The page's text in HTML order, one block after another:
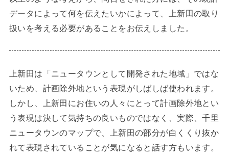
データによって何を伝えたいかによって、上新田の取り
扱いを考える必要があることをお伝えしました。
上新田は「ニュータウンとして開発された地域」ではな
いため、計画除外地という表現がしばしば使われます。
しかし、上新田にお住いの人々にとって計画除外地とい
う表現は決して気持ちの良いものではなく、実際、千里
ニュータウンのマップで、上新田の部分が白くくり抜か
れて表現されていることが気になると話す方もいます。